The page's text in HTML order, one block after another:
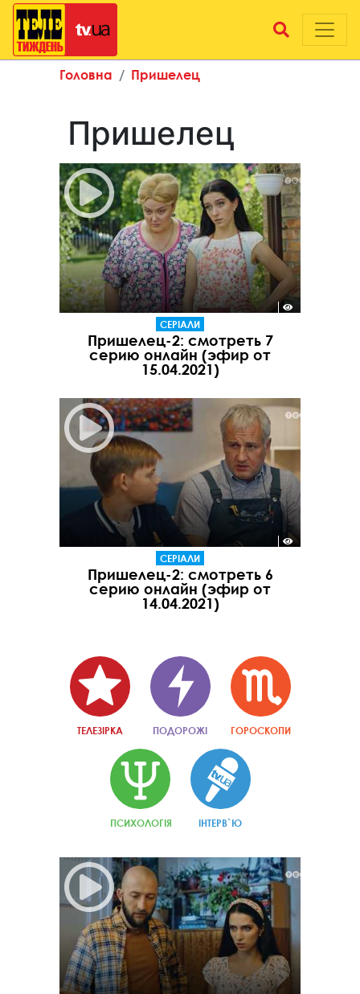
Головна Пришелец
Пришелец
СЕРІАЛИ
Пришелец-2: смотреть 7
серию онлайн (эфир от
15.04.2021)
СЕРІАЛИ
Пришелец-2: смотреть 6
серию онлайн (эфир от
14.04.2021)
ТЕЛЕЗІРКА ПОДОРОЖІ ГОРОСКОПИ
ПСИХОЛОГІЯ ІНТЕРВ`Ю